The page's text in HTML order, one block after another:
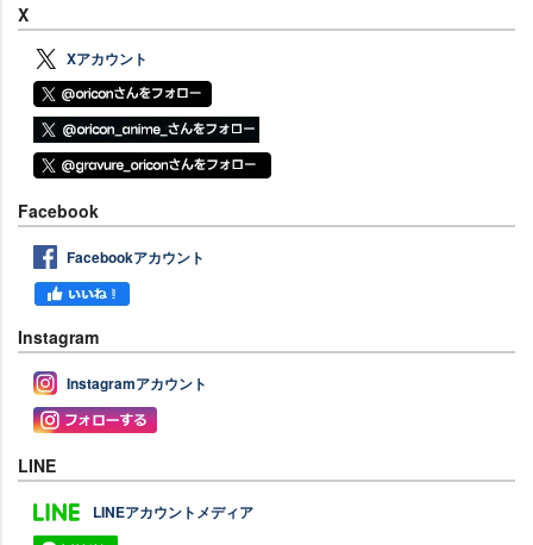
X
Xアカウント
Facebook
Facebookアカウント
Instagram
Instagramアカウント
LINE
LINEアカウントメディア